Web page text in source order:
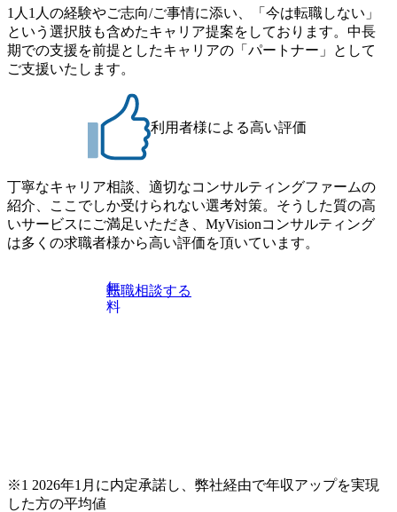
Consulting代表取締役の早田とMDやその他現場社員が複数
名参加する予定です！ ●費用 : 無料 虎ノ門ヒルズ付近 ※詳
細な場所については参加者の方へ個別でご連絡いたしま
す。 コンサルファームにてマネージャー以上の職務を担当
切り開くテクノロジーの変革」 https://forbesjapan.com/articles/
preview/68657?preview=TAI1oir8Coe5Df3zuZhtd24YfH72/Zzdm
BTIEMOnWUWREjOFLO1IL1KPEi4dgCbb Forbes JAPAN Bra
ndVoice Studio 「求めるのは、競争と連帯 。IT特化の急成長
ファーム・Dirbatoの社員支援」 https://forbesjapan.com/articles/
detail/69848 MyViision企業インタビュー① https://my-vision.co.
jp/consulting-firm/dirbato/interview01 MyViision企業インタビュ
ー② https://my-vision.co.jp/consulting-firm/dirbato/interview02 20
26年8月18日(火) 19:00開始～最長20:00終了 2026年8月13日
(木) 16:00 当日はDirbatoの現役トップコンサルタントが業界
動向を踏まえ、コンサルティング市場の最新トレンドをお
伝えいたします。コンサルティング業界への転職を迷われ
ている方や情報収集を行いたい方のご参加も歓迎です。更
ンサルタントも登壇しますので、当社へ気になることや転
職後のご不安な事はその場でご質問いただけますので、ぜ
承ください。 【服装・持ち物】 ・特になし カジュアルな服
装でご参加ください。 【募集ポジション】 ITコンサルタン
1人1人の経験やご志向/ご事情に添い、「今は転職しない」
という選択肢も含めたキャリア提案をしております。中長
期での支援を前提としたキャリアの「パートナー」として
ご支援いたします。
利用者様による高い評価
丁寧なキャリア相談、適切なコンサルティングファームの
紹介、ここでしか受けられない選考対策。そうした質の高
いサービスにご満足いただき、MyVisionコンサルティング
は多くの求職者様から高い評価を頂いています。
無
料
転職相談する
※1 2026年1月に内定承諾し、弊社経由で年収アップを実現
した方の平均値